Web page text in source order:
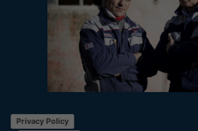
Privacy Policy